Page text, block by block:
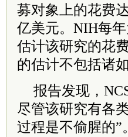
募对象上的花费
亿美元。NIH每
估计该研究的花
的估计不包括诸
报告发现，
尽管该研究有各
过程是不偷腥的”